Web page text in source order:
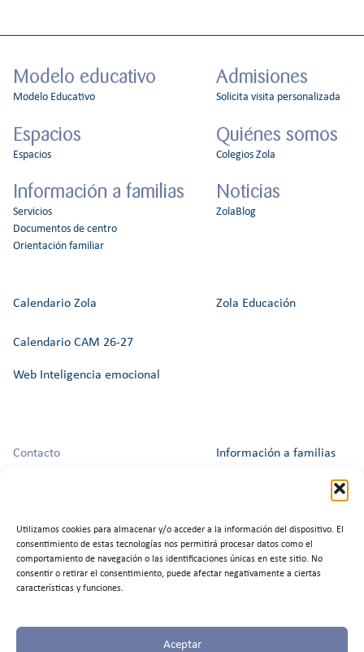
Utilizamos cookies para almacenar y/o acceder a la información del dispositivo. El
consentimiento de estas tecnologías nos permitirá procesar datos como el
comportamiento de navegación o las identificaciones únicas en este sitio. No
consentir o retirar el consentimiento, puede afectar negativamente a ciertas
características y funciones.
Aceptar
Modelo educativo
Modelo Educativo
Espacios
Espacios
Información a familias
Servicios
Documentos de centro
Orientación familiar
Admisiones
Solicita visita personalizada
Quiénes somos
Colegios Zola
Noticias
ZolaBlog
Calendario Zola
Calendario CAM 26-27
Web Inteligencia emocional
Zola Educación
Contacto
Teléfono:918 991 678
Información a familias
Política de Privacidad
Política de Cookies